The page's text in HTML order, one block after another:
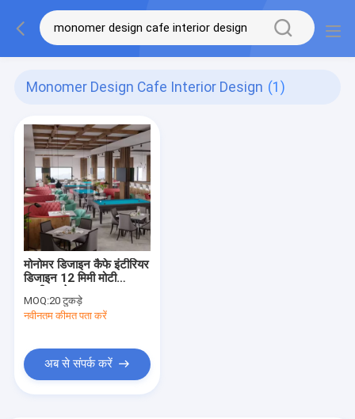
Monomer Design Cafe Interior Design (1)
मोनोमर डिजाइन कैफे इंटीरियर
डिजाइन 12 मिमी मोटी
एमडीएफ के साथ
MOQ:20 टुकड़े
नवीनतम कीमत पता करें
अब से संपर्क करें